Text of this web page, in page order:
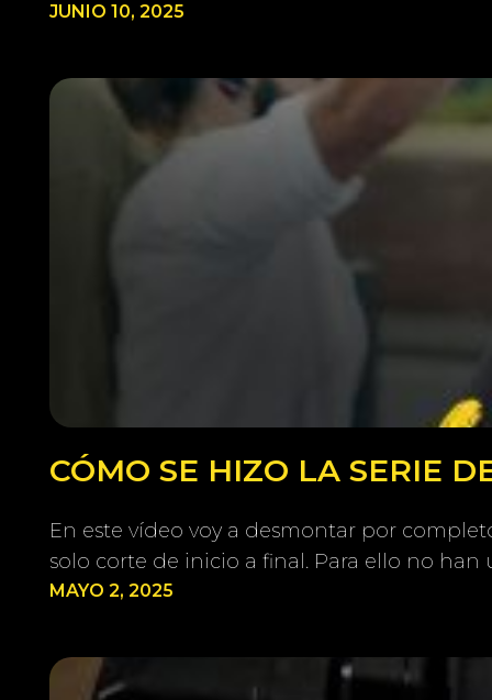
JUNIO 10, 2025
CÓMO SE HIZO LA SERIE
En este vídeo voy a desmontar por
solo corte de inicio a final. Para ello no han
MAYO 2, 2025